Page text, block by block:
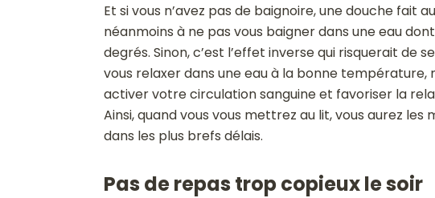
Et si vous n’avez pas de baignoire, une douche fait
néanmoins à ne pas vous baigner dans une eau
degrés. Sinon, c’est l’effet inverse qui risquerait de
vous relaxer dans une eau à la bonne
activer votre circulation sanguine et favoriser la
Ainsi, quand vous vous mettrez au lit, vous aurez
dans les plus brefs délais.
Pas de repas trop copieux le soir